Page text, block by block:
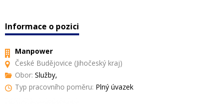
Informace o pozici
Manpower
České Budějovice (Jihočeský kraj)
Obor: Služby,
Typ pracovního poměru: Plný úvazek